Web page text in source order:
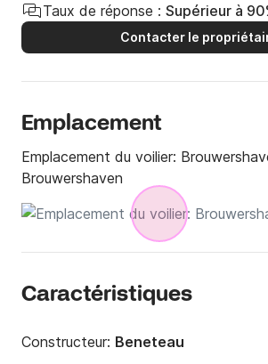
Taux de réponse : Supérieur à
Contacter le
Emplacement
Emplacement du voilier:
Brouwershaven
Caractéristiques
Constructeur: Beneteau